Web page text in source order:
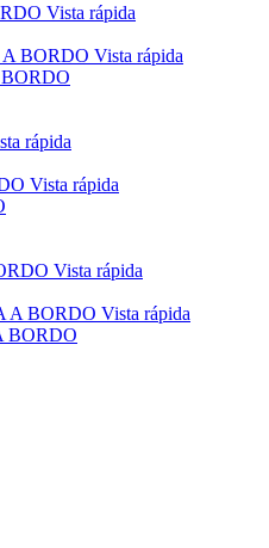
Vista rápida
Vista rápida
rápida
Vista rápida
Vista rápida
Vista rápida
BORDO